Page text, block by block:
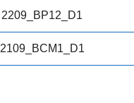
2209_BP12_D1
2109_BCM1_D1